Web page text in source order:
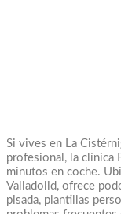
Si vives en La
profesional, la clínica
minutos en coche.
Valladolid, ofrece
pisada, plantillas